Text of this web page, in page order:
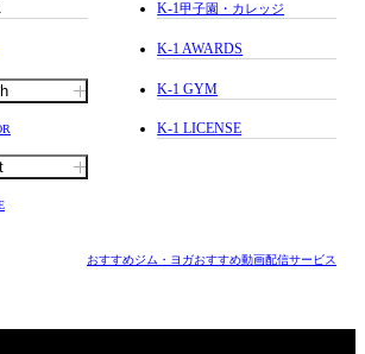
K-1甲子園・カレッジ
K-1 AWARDS
K-1 GYM
K-1 LICENSE
おすすめジム・ヨガおすすめ動画配信サービス